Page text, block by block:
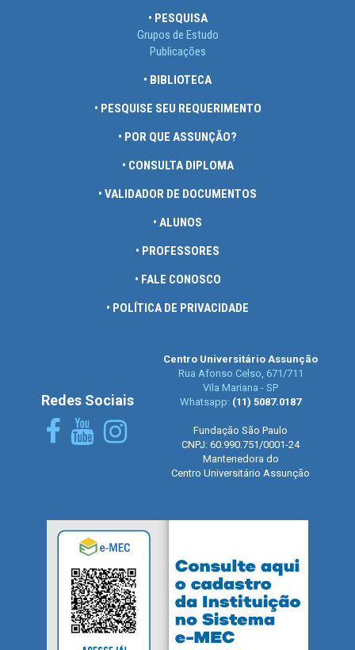
• PESQUISA
Grupos de Estudo
Publicações
• BIBLIOTECA
• PESQUISE SEU REQUERIMENTO
• POR QUE ASSUNÇÃO?
• CONSULTA DIPLOMA
• VALIDADOR DE DOCUMENTOS
• ALUNOS
• PROFESSORES
• FALE CONOSCO
• POLÍTICA DE PRIVACIDADE
Redes Sociais
Centro Universitário Assunção
Rua Afonso Celso, 671/711
Vila Mariana - SP
Whatsapp: (11) 5087.0187
Fundação São Paulo
CNPJ: 60.990.751/0001-24
Mantenedora do
Centro Universitário Assunção